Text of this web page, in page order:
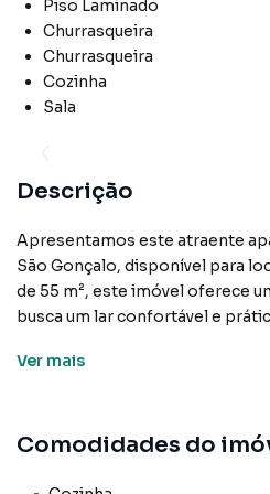
Piso Laminado
Churrasqueira
Churrasqueira
Cozinha
Sala
Descrição
Apresentamos este atraente
São Gonçalo, disponível para
de 55 m², este imóvel oferece
busca um lar confortável e
banheiro e 1 sala,
As comodidades do
Ver mais
Comodidades do